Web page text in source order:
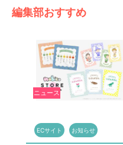
編集部おすすめ
ニュース
ECサイト お知らせ